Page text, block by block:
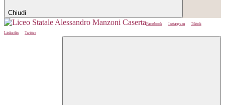
Chiudi
Facebook Instagram
Tiktok
Linkedin
Twitter